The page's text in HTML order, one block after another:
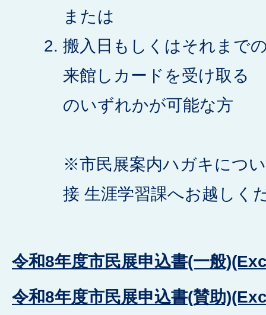
または
搬入日もしくはそれまで
来館しカードを受け取る
のいずれかが可能な方
※市民展案内ハガキにつ
接 生涯学習課へお越しく
令和8年度市民展申込書(一般
令和8年度市民展申込書(賛助